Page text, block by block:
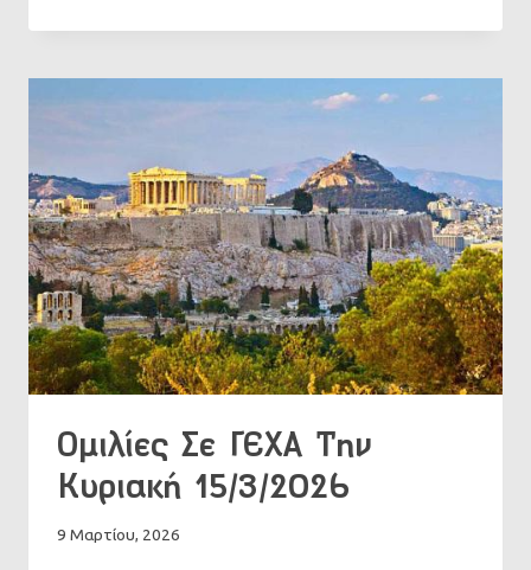
ΓΕΧΑ
ΚΥΡΙΑΚΉ
22/3/2026
Ομιλίες Σε ΓΕΧΑ Την
Κυριακή 15/3/2026
9 Μαρτίου, 2026